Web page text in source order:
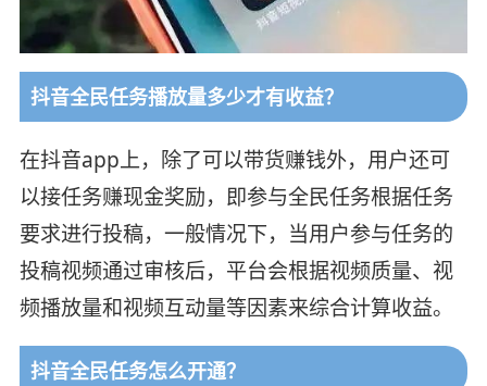
抖音全民任务播放量多少才有收益？
在抖音app上，除了可以带货赚钱外，用户还可
以接任务赚现金奖励，即参与全民任务根据任务
要求进行投稿，一般情况下，当用户参与任务的
投稿视频通过审核后，平台会根据视频质量、视
频播放量和视频互动量等因素来综合计算收益。
抖音全民任务怎么开通？